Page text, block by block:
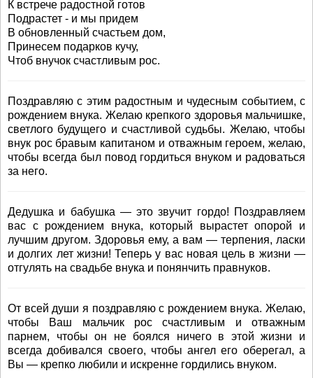
К встрече радостной готов
Подрастет - и мы придем
В обновленный счастьем дом,
Принесем подарков кучу,
Чтоб внучок счастливым рос.
Поздравляю с этим радостным и чудесным событием, с
рождением внука. Желаю крепкого здоровья мальчишке,
светлого будущего и счастливой судьбы. Желаю, чтобы
внук рос бравым капитаном и отважным героем, желаю,
чтобы всегда был повод гордиться внуком и радоваться
за него.
Дедушка и бабушка — это звучит гордо! Поздравляем
вас с рождением внука, который вырастет опорой и
лучшим другом. Здоровья ему, а вам — терпения, ласки
и долгих лет жизни! Теперь у вас новая цель в жизни —
отгулять на свадьбе внука и понянчить правнуков.
От всей души я поздравляю с рождением внука. Желаю,
чтобы Ваш мальчик рос счастливым и отважным
парнем, чтобы он не боялся ничего в этой жизни и
всегда добивался своего, чтобы ангел его оберегал, а
Вы — крепко любили и искренне гордились внуком.